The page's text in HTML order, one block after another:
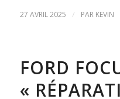
27 AVRIL 2025 / PAR KEVIN
FORD
«